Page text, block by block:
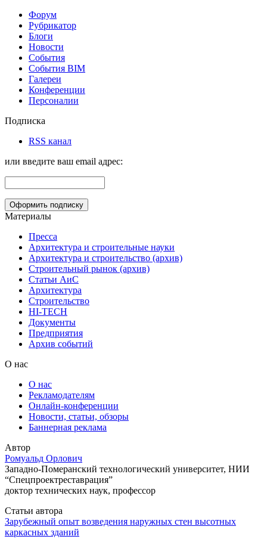
Форум
Рубрикатор
Блоги
Новости
События
События BIM
Галереи
Конференции
Персоналии
Подписка
RSS канал
или введите ваш email адрес:
Материалы
Пресса
Архитектура и строительные науки
Архитектура и строительство (архив)
Строительный рынок (архив)
Статьи АиС
Архитектура
Строительство
HI-TECH
Документы
Предприятия
Архив событий
О нас
О нас
Рекламодателям
Онлайн-конференции
Новости, статьи, обзоры
Баннерная реклама
Автор
Ромуальд Орлович
Западно-Померанский технологический университет, НИИ
“Спецпроектреставрация”
доктор технических наук, профессор
Статьи автора
Зарубежный опыт возведения наружных стен высотных
каркасных зданий